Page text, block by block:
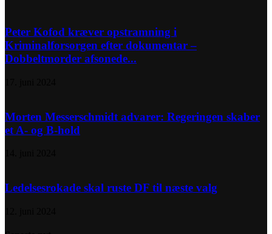
Peter Kofod kræver opstramning i
Kriminalforsorgen efter dokumentar –
Dobbeltmorder afsonede...
Morten Messerschmidt advarer: Regeringen skaber
et A- og B-hold
Ledelsesrokade skal ruste DF til næste valg